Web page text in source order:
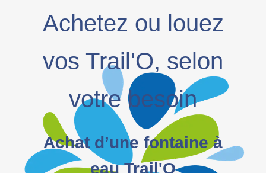
Achetez ou louez
vos Trail'O, selon
votre besoin
Achat d’une fontaine à
eau Trail'O